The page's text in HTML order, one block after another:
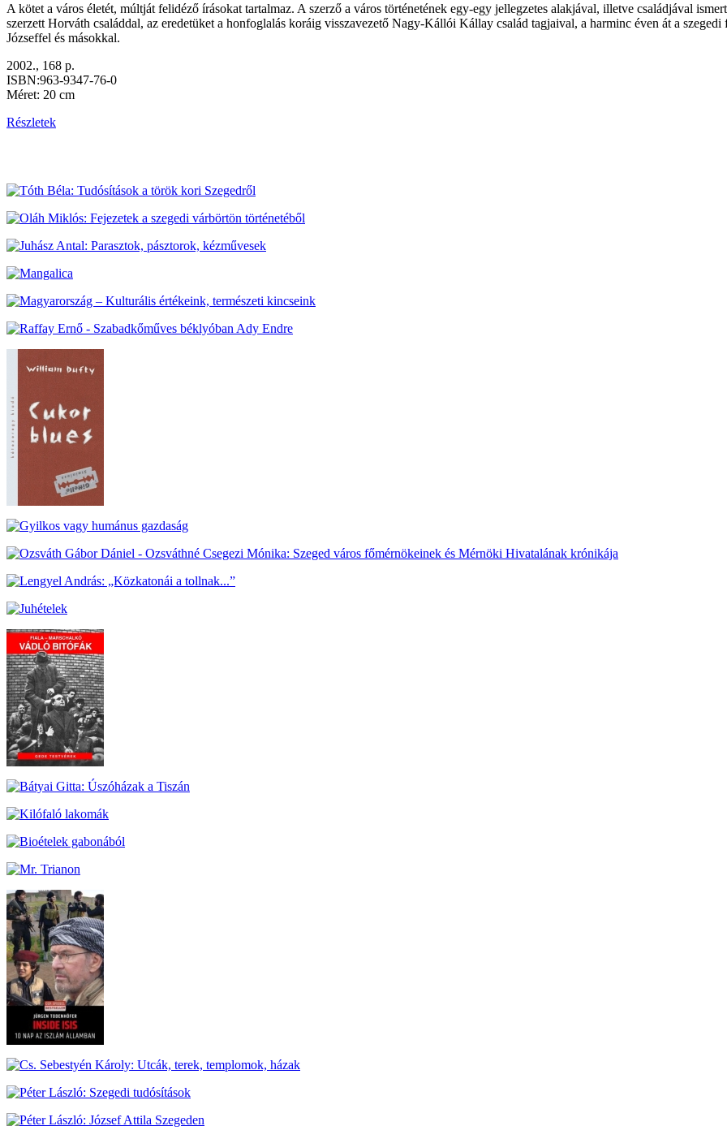
A kötet a város életét, múltját felidéző írásokat tartalmaz. A szerző a város történetének egy-egy jellegzetes alakjával, illetve családjával
szerzett Horváth családdal, az eredetüket a honfoglalás koráig visszavezető Nagy-Kállói Kállay család tagjaival, a harminc éven át a
Józseffel és másokkal.
2002., 168 p.
ISBN:963-9347-76-0
Méret: 20 cm
Részletek